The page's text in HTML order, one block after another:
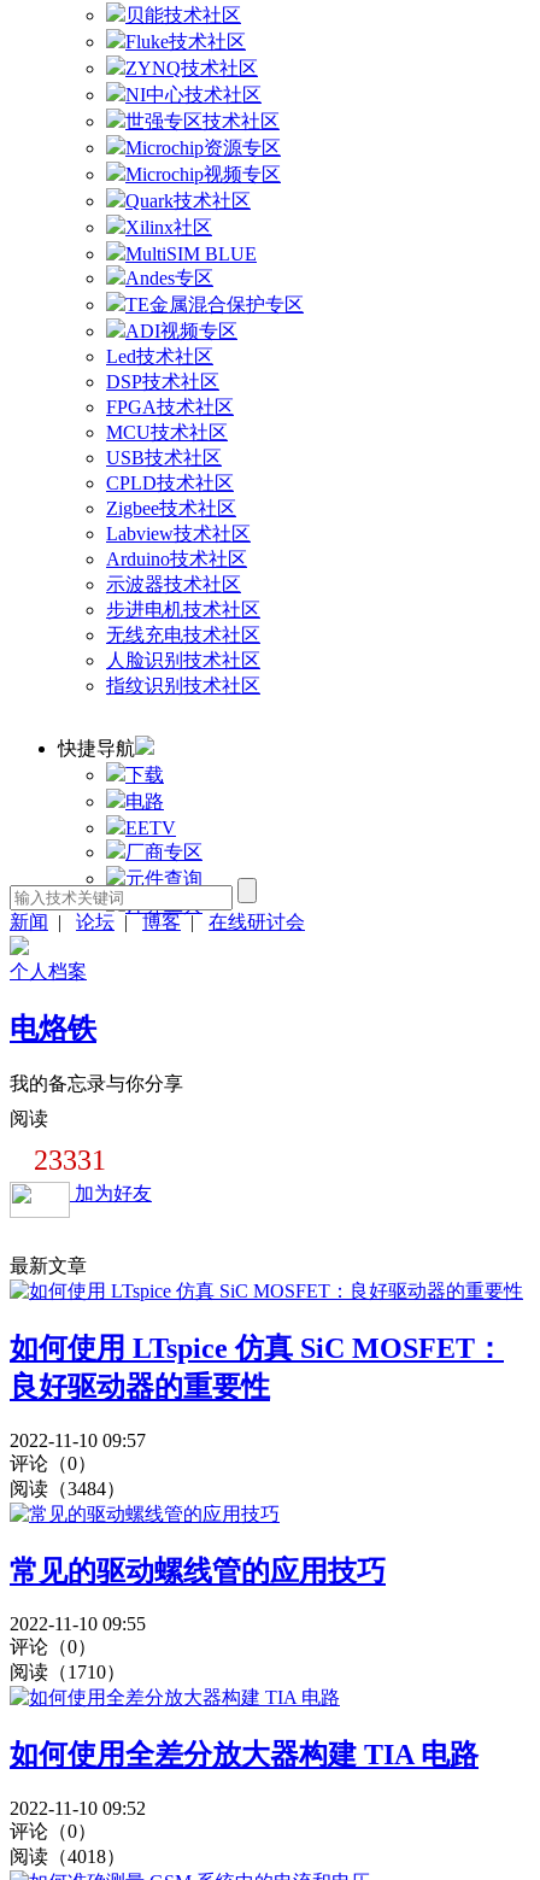
贝能技术社区
Fluke技术社区
ZYNQ技术社区
NI中心技术社区
世强专区技术社区
Microchip资源专区
Microchip视频专区
Quark技术社区
Xilinx社区
MultiSIM BLUE
Andes专区
TE金属混合保护专区
ADI视频专区
Led技术社区
DSP技术社区
FPGA技术社区
MCU技术社区
USB技术社区
CPLD技术社区
Zigbee技术社区
Labview技术社区
Arduino技术社区
示波器技术社区
步进电机技术社区
无线充电技术社区
人脸识别技术社区
指纹识别技术社区
快捷导航
下载
电路
EETV
厂商专区
元件查询
计算工具
新闻
| 论坛 | 博客 | 在线研讨会
个人档案
电烙铁
我的备忘录与你分享
阅读
23331
加为好友
最新文章
如何使用 LTspice 仿真 SiC MOSFET：
良好驱动器的重要性
2022-11-10 09:57
评论（0）
阅读（3484）
常见的驱动螺线管的应用技巧
2022-11-10 09:55
评论（0）
阅读（1710）
如何使用全差分放大器构建 TIA 电路
2022-11-10 09:52
评论（0）
阅读（4018）